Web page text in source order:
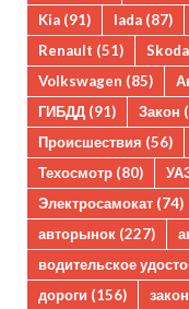
Kia (91) lada (87)
Renault (51) Skoda
Volkswagen (85)
ГИБДД (91) Закон
Происшествия (56)
Техосмотр (80)
Электросамокат (74)
авторынок (227)
водительское
дороги (156) закон